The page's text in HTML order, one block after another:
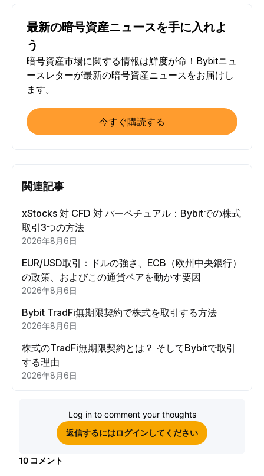
最新の暗号資産ニュースを手に入れよ
う
暗号資産市場に関する情報は鮮度が命！Bybitニュ
ースレターが最新の暗号資産ニュースをお届けし
ます。
今すぐ購読する
関連記事
xStocks 対 CFD 対 パーペチュアル：Bybitでの株式
取引3つの方法
2026年8月6日
EUR/USD取引：ドルの強さ、ECB（欧州中央銀行）
の政策、およびこの通貨ペアを動かす要因
2026年8月6日
Bybit TradFi無期限契約で株式を取引する方法
2026年8月6日
株式のTradFi無期限契約とは？ そしてBybitで取引
する理由
2026年8月6日
Log in to comment your thoughts
返信するにはログインしてください
10 コメント